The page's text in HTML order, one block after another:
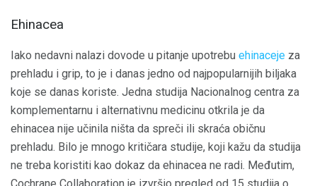
Ehinacea
Iako nedavni nalazi dovode u pitanje upotrebu ehinaceje za
prehladu i grip, to je i danas jedno od najpopularnijih biljaka
koje se danas koriste. Jedna studija Nacionalnog centra za
komplementarnu i alternativnu medicinu otkrila je da
ehinacea nije učinila ništa da spreči ili skraća običnu
prehladu. Bilo je mnogo kritičara studije, koji kažu da studija
ne treba koristiti kao dokaz da ehinacea ne radi. Međutim,